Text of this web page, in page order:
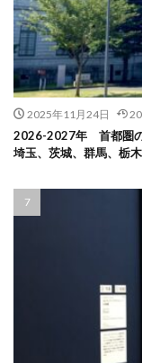
2025年11月24日
2026-2027年 首都圏の
埼玉、茨城、群馬、栃